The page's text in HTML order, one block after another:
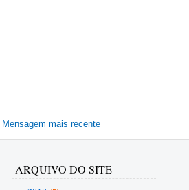
Mensagem mais recente
ARQUIVO DO SITE